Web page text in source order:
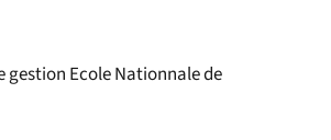
gestion Ecole Nationnale de